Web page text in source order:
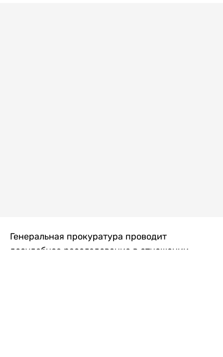
Генеральная прокуратура проводит
досудебное расследование в отношении